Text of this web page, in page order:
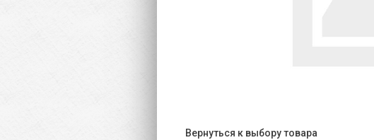
Вернуться к выбору товара